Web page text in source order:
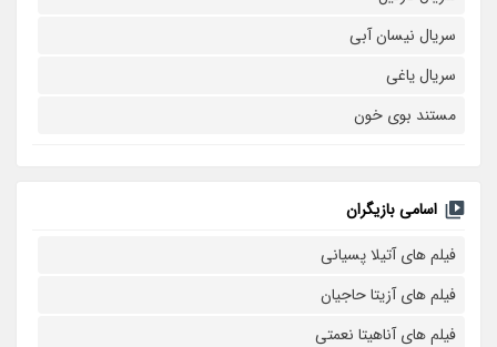
سریال نیسان آبی
سریال یاغی
مستند بوی خون
اسامی بازیگران
فیلم های آتیلا پسیانی
فیلم های آزیتا حاجیان
فیلم های آناهیتا نعمتی